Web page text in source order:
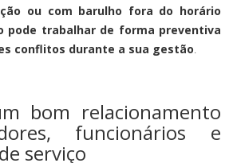
ou com barulho fora do horário
pode trabalhar de forma preventiva
conflitos durante a sua gestão.
bom relacionamento
funcionários e
serviço